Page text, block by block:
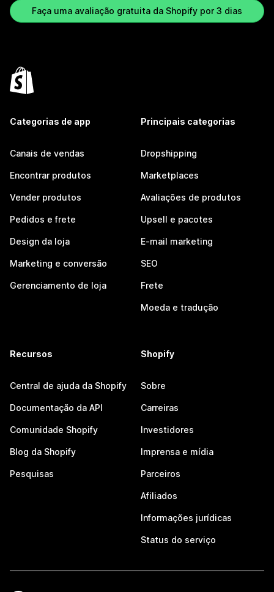
Faça uma avaliação gratuita da Shopify por 3 dias
Categorias de app
Canais de vendas
Encontrar produtos
Vender produtos
Pedidos e frete
Design da loja
Marketing e conversão
Gerenciamento de loja
Principais categorias
Dropshipping
Marketplaces
Avaliações de produtos
Upsell e pacotes
E-mail marketing
SEO
Frete
Moeda e tradução
Recursos
Central de ajuda da Shopify
Documentação da API
Comunidade Shopify
Blog da Shopify
Pesquisas
Shopify
Sobre
Carreiras
Investidores
Imprensa e mídia
Parceiros
Afiliados
Informações jurídicas
Status do serviço